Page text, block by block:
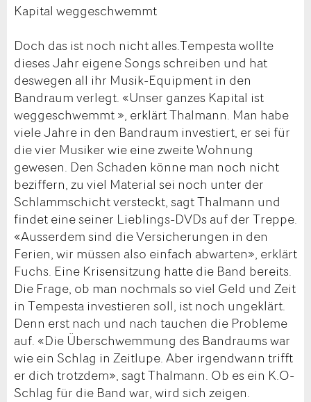
Kapital weggeschwemmt
Doch das ist noch nicht alles.Tempesta wollte
dieses Jahr eigene Songs schreiben und hat
deswegen all ihr Musik-Equipment in den
Bandraum verlegt. «Unser ganzes Kapital ist
weggeschwemmt », erklärt Thalmann. Man habe
viele Jahre in den Bandraum investiert, er sei für
die vier Musiker wie eine zweite Wohnung
gewesen. Den Schaden könne man noch nicht
beziffern, zu viel Material sei noch unter der
Schlammschicht versteckt, sagt Thalmann und
findet eine seiner Lieblings-DVDs auf der Treppe.
«Ausserdem sind die Versicherungen in den
Ferien, wir müssen also einfach abwarten», erklärt
Fuchs. Eine Krisensitzung hatte die Band bereits.
Die Frage, ob man nochmals so viel Geld und Zeit
in Tempesta investieren soll, ist noch ungeklärt.
Denn erst nach und nach tauchen die Probleme
auf. «Die Überschwemmung des Bandraums war
wie ein Schlag in Zeitlupe. Aber irgendwann trifft
er dich trotzdem», sagt Thalmann. Ob es ein K.O-
Schlag für die Band war, wird sich zeigen.